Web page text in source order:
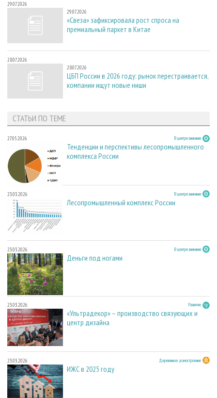
29.07.2026
29.07.2026
«Свеза» зафиксировала рост спроса на
премиальный паркет в Китае
28.07.2026
28.07.2026
ЦБП России в 2026 году: рынок перестраивается,
компании ищут новые ниши
СТАТЬИ ПО ТЕМЕ
27.05.2026 В центре внимания
Тенденции и перспективы лесопромышленного
комплекса России
23.03.2026 В центре внимания
Лесопромышленный комплекс России
23.03.2026 В центре внимания
Деньги под ногами
23.03.2026 Развитие
«Ультрадекор» – производство связующих и
центр дизайна
23.03.2026 Деревянное домостроение
ИЖС в 2025 году